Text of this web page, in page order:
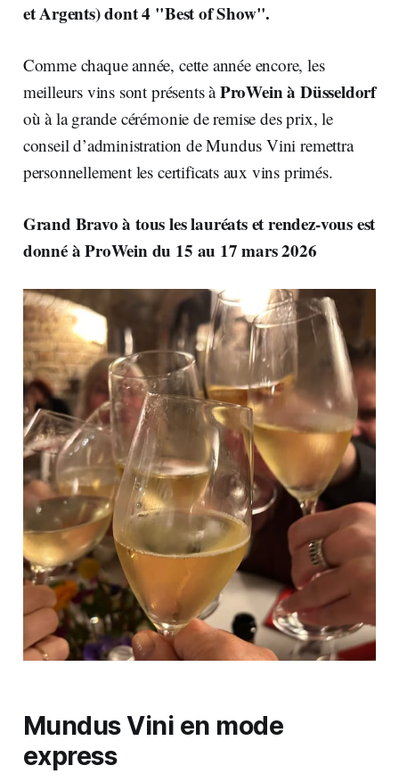
et Argents) dont 4 "Best of Show".
Comme chaque année, cette année encore, les
meilleurs vins sont présents àProWein à Düsseldorf
où à la grande cérémonie de remise des prix, le
conseil d’administration de Mundus Vini remettra
personnellement les certificats aux vins primés.
Grand Bravo à tous les lauréats et rendez-vous est
donné à ProWein du 15 au 17 mars 2026
Mundus Vini en mode
express